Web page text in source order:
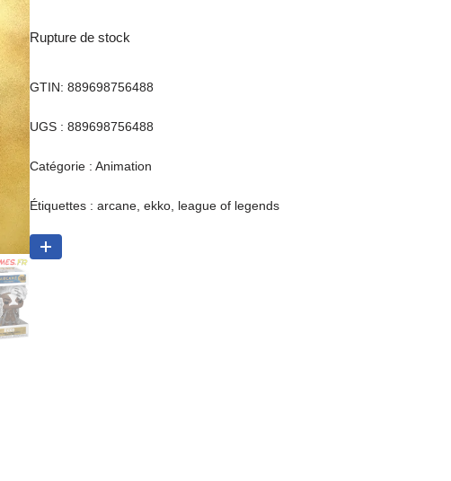
Rupture de stock
GTIN: 889698756488
UGS : 889698756488
Catégorie : Animation
Étiquettes : arcane, ekko, league of legends